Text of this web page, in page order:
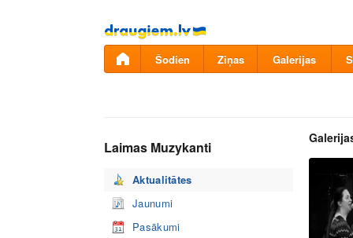
Pāriet
uz
saturu
Šodien Ziņas Galerijas
Laimas Muzykanti
Aktualitātes
Jaunumi
Pasākumi